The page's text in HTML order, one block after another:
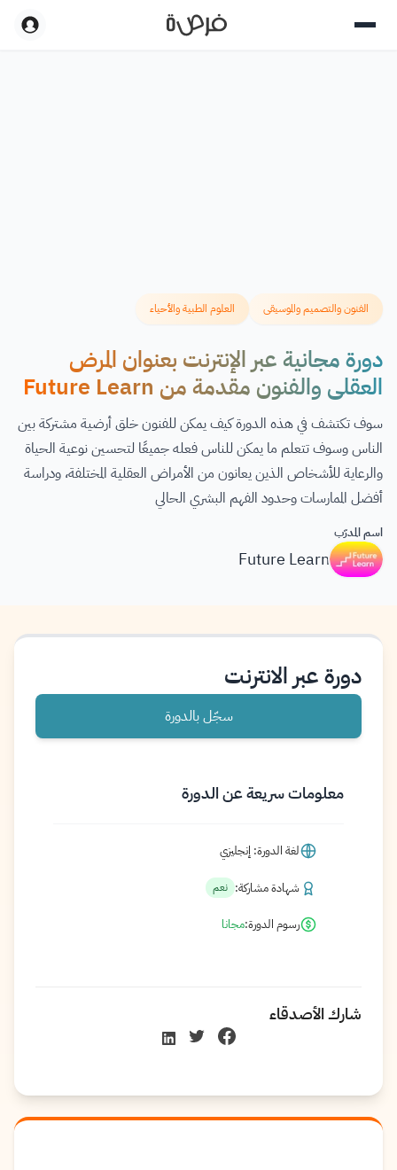
الفنون والتصميم والموسيقى العلوم الطبية والأحياء
دورة مجانية عبر الإنترنت بعنوان المرض
العقلي والفنون مقدمة من Future Learn
سوف تكتشف في هذه الدورة كيف يمكن للفنون خلق أرضية مشتركة بين
الناس وسوف تتعلم ما يمكن للناس فعله جميعًا لتحسين نوعية الحياة
والرعاية للأشخاص الذين يعانون من الأمراض العقلية المختلفة، ودراسة
أفضل الممارسات وحدود الفهم البشري الحالي
اسم المدرّب
Future Learn
دورة عبر الانترنت
سجّل بالدورة
معلومات سريعة عن الدورة
لغة الدورة: إنجليزي
شهادة مشاركة: نعم
رسوم الدورة:مجانا
شارك الأصدقاء